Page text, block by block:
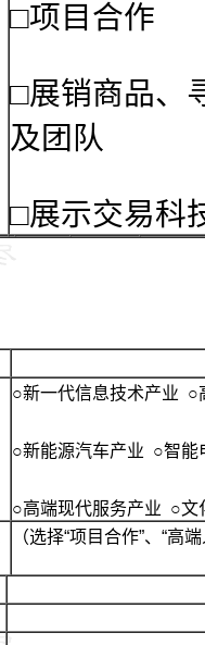
□项目合作
□展销商品、
及团队
□展示交易科
○新一代信息技术产业 ○
○新能源汽车产业 ○智能
○高端现代服务产业 ○文
（选择“项目合作”、“高